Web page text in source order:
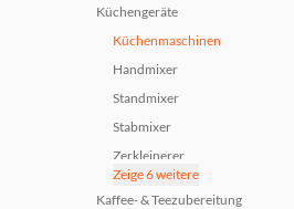
Küchengeräte
Küchenmaschinen
Handmixer
Standmixer
Stabmixer
Zerkleinerer
Foodprozessoren
Zeige 6 weitere
Kaffee- & Teezubereitung